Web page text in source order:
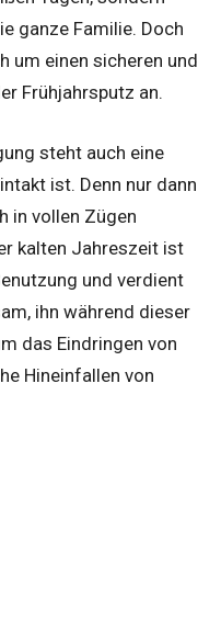
ganze Familie. Doch
um einen sicheren und
Frühjahrsputz an.
steht auch eine
ist. Denn nur dann
in vollen Zügen
kalten Jahreszeit ist
und verdient
ihn während dieser
das Eindringen von
Hineinfallen von